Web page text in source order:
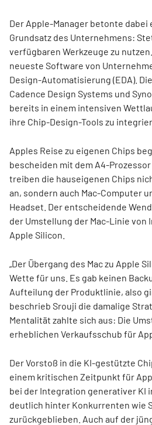
Der Apple-Manager betonte dabei
Grundsatz des Unternehmens:
verfügbaren Werkzeuge zu
neueste Software von
Design-Automatisierung (EDA).
Cadence Design Systems und
bereits in einem intensiven
ihre Chip-Design-Tools zu
Apples Reise zu eigenen Chips
bescheiden mit dem A4-
treiben die hauseigenen Chips
an, sondern auch Mac-Computer
Headset. Der entscheidende
der Umstellung der Mac-Linie von
Apple Silicon.
„Der Übergang des Mac zu Apple
Wette für uns. Es gab keinen
Aufteilung der Produktlinie, also
beschrieb Srouji die damalige
Mentalität zahlte sich aus: Die
erheblichen Verkaufsschub für
Der Vorstoß in die KI-gestützte
einem kritischen Zeitpunkt für
bei der Integration generativer KI
deutlich hinter Konkurrenten wie
zurückgeblieben. Auch auf der